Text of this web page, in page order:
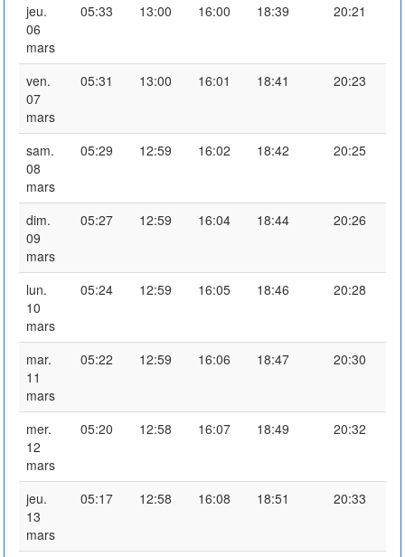
jeu.
06
mars
05:33 13:00 16:00 18:39 20:21
ven.
07
mars
05:31 13:00 16:01 18:41 20:23
sam.
08
mars
05:29 12:59 16:02 18:42 20:25
dim.
09
mars
05:27 12:59 16:04 18:44 20:26
lun.
10
mars
05:24 12:59 16:05 18:46 20:28
mar.
11
mars
05:22 12:59 16:06 18:47 20:30
mer.
12
mars
05:20 12:58 16:07 18:49 20:32
jeu.
13
mars
05:17 12:58 16:08 18:51 20:33